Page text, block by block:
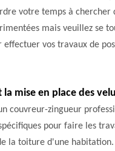
votre temps à chercher
mais veuillez se
effectuer vos travaux de
mise en place des
couvreur-zingueur
pour faire les
la toiture d'une